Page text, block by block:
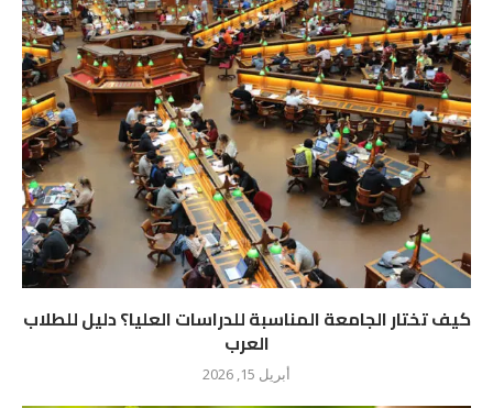
كيف تختار الجامعة المناسبة للدراسات العليا؟ دليل للطلاب
العرب
أبريل 15, 2026